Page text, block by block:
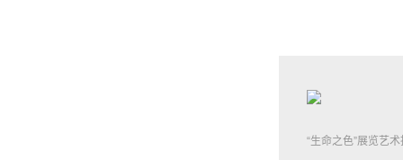
“生命之色”展览艺